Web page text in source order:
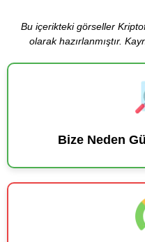
Bu içerikteki görseller
olarak hazırlanmıştır.
Bize Neden